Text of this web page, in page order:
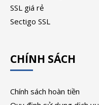
SSL giá rẻ
Sectigo SSL
CHÍNH SÁCH
Chính sách hoàn tiền